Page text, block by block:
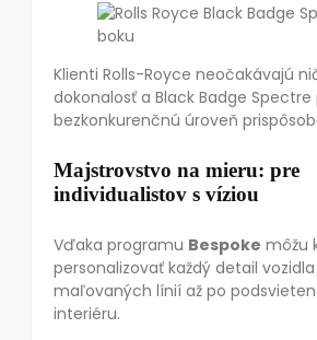
Klienti Rolls-Royce neočakávajú
dokonalosť a Black Badge Spectre
bezkonkurenčnú úroveň
Majstrovstvo na mieru: pre
individualistov s víziou
Vďaka programu Bespoke môžu
personalizovať každý detail
maľovaných línií až po
interiéru.